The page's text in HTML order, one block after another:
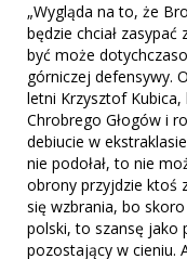
„Wygląda na to, że
będzie chciał
być może
górniczej defensywy.
letni Krzysztof
Chrobrego Głogów i
debiucie w
nie podołał, to nie
obrony przyjdzie ktoś
się wzbrania, bo
polski, to szansę jako
pozostający w cieniu.